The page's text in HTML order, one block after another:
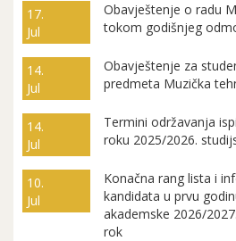
17.
Jul
Obavještenje o radu
tokom godišnjeg
14.
Jul
Obavještenje za
predmeta Muzička
14.
Jul
Termini održavanja
roku 2025/2026.
10.
Jul
Konačna rang lista i
kandidata u prvu
akademske 2026/
rok